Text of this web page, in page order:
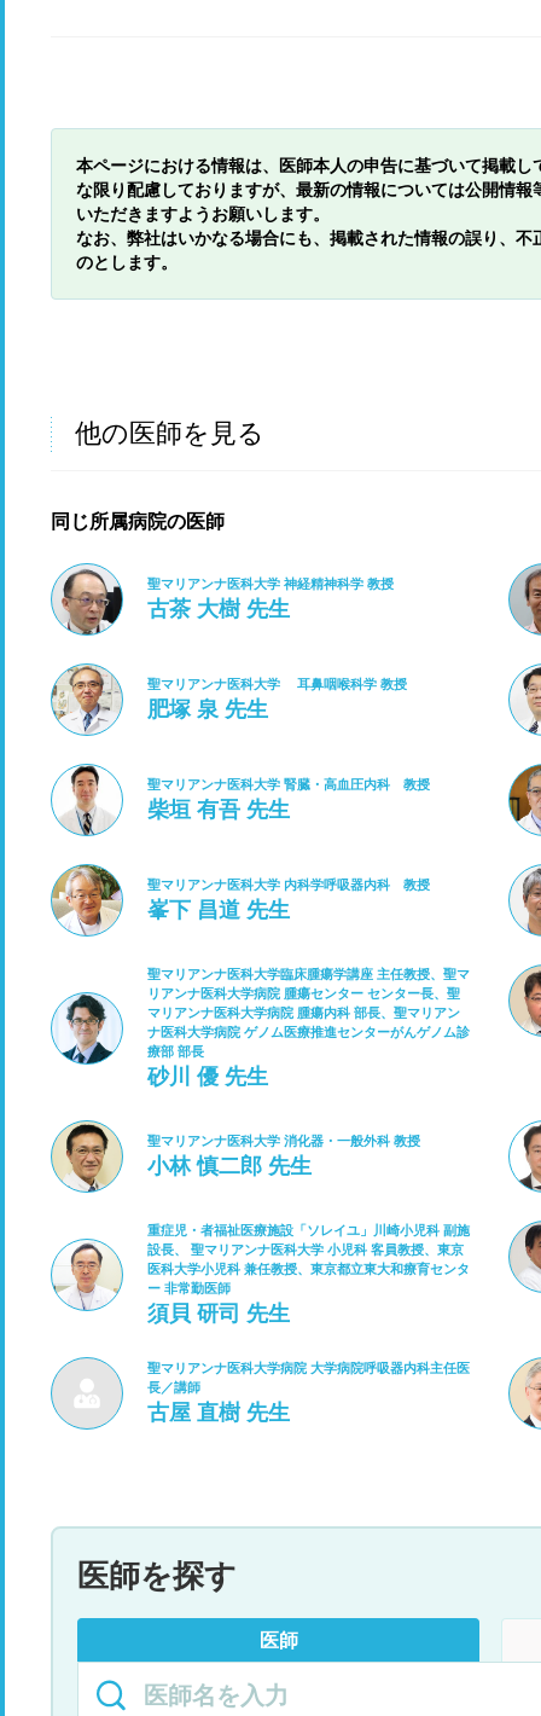
本ページにおける情報は、医師本人の申告に基づいて掲載
な限り配慮しておりますが、最新の情報については公開情
いただきますようお願いします。
なお、弊社はいかなる場合にも、掲載された情報の誤り、
のとします。
他の医師を見る
同じ所属病院の医師
聖マリアンナ医科大学 神経精神科学 教授
古茶 大樹 先生
聖マリアンナ医科大学 耳鼻咽喉科学 教授
肥塚 泉 先生
聖マリアンナ医科大学 腎臓・高血圧内科 教授
柴垣 有吾 先生
聖マリアンナ医科大学 内科学呼吸器内科 教授
峯下 昌道 先生
聖マリアンナ医科大学臨床腫瘍学講座 主任教授、聖マ
リアンナ医科大学病院 腫瘍センター センター長、聖
マリアンナ医科大学病院 腫瘍内科 部長、聖マリアン
ナ医科大学病院 ゲノム医療推進センターがんゲノム診
療部 部長
砂川 優 先生
聖マリアンナ医科大学 消化器・一般外科 教授
小林 慎二郎 先生
重症児・者福祉医療施設「ソレイユ」川崎小児科 副施
設長、 聖マリアンナ医科大学 小児科 客員教授、東京
医科大学小児科 兼任教授、東京都立東大和療育センタ
ー 非常勤医師
須貝 研司 先生
聖マリアンナ医科大学病院 大学病院呼吸器内科主任医
長／講師
古屋 直樹 先生
医師を探す
医師